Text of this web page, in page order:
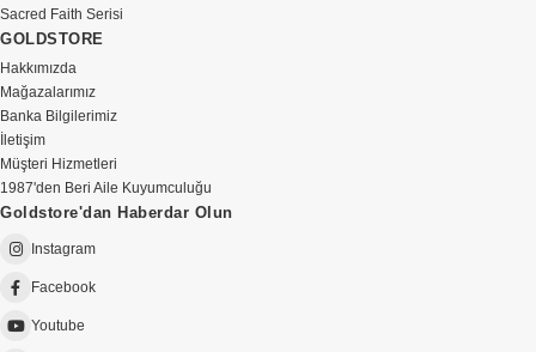
Sacred Faith Serisi
GOLDSTORE
Hakkımızda
Mağazalarımız
Banka Bilgilerimiz
İletişim
Müşteri Hizmetleri
1987'den Beri Aile Kuyumculuğu
Goldstore'dan Haberdar Olun
Instagram
Facebook
Youtube